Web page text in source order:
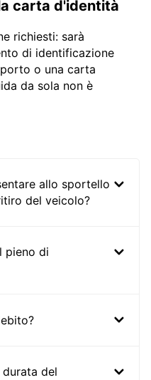
carta d'identità
richiesti: sarà
di identificazione
o una carta
da sola non è
allo sportello
del veicolo?
pieno di
del